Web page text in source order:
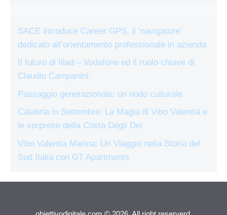
SACE introduce Career GPS, il ‘navigatore’
dedicato all’orientamento professionale in azienda
Il futuro di Iliad – Vodafone ed il ruolo chiave di
Claudio Campanini
Passaggio generazionale: un nodo culturale
Calabria in Settembre: La Magia di Vibo Valentia e
le sorprese della Costa Degli Dei
Vibo Valentia Marina: Un Viaggio nella Storia del
Sud Italia con GT Apartments